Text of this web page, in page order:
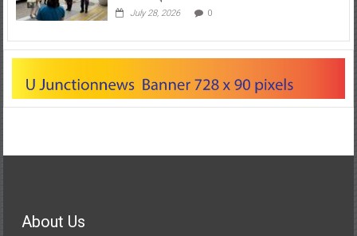
July 28, 2026 0
About Us